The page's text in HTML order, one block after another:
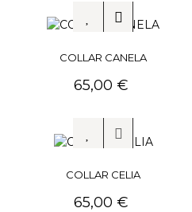
COLLAR CANELA
Precio
65,00 €
COLLAR CELIA
Precio
65,00 €